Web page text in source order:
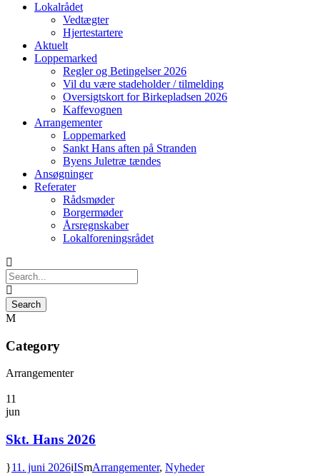
Lokalrådet
Vedtægter
Hjertestartere
Aktuelt
Loppemarked
Regler og Betingelser 2026
Vil du være stadeholder / tilmelding
Oversigtskort for Birkepladsen 2026
Kaffevognen
Arrangementer
Loppemarked
Sankt Hans aften på Stranden
Byens Juletræ tændes
Ansøgninger
Referater
Rådsmøder
Borgermøder
Årsregnskaber
Lokalforeningsrådet
Category
Arrangementer
11
jun
Skt. Hans 2026
11. juni 2026 IS Arrangementer, Nyheder